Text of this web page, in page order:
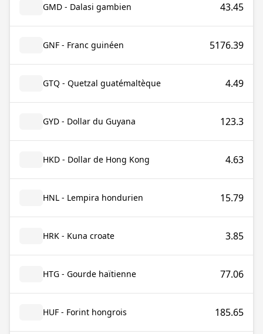
GMD - Dalasi gambien 43.45
GNF - Franc guinéen 5176.39
GTQ - Quetzal guatémaltèque 4.49
GYD - Dollar du Guyana 123.3
HKD - Dollar de Hong Kong 4.63
HNL - Lempira hondurien 15.79
HRK - Kuna croate 3.85
HTG - Gourde haïtienne 77.06
HUF - Forint hongrois 185.65